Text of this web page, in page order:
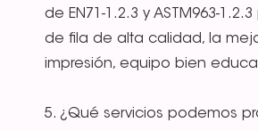
de EN71-1.2.3 y ASTM963-
de fila de alta calidad, la
impresión, equipo bien
5. ¿Qué servicios podemos